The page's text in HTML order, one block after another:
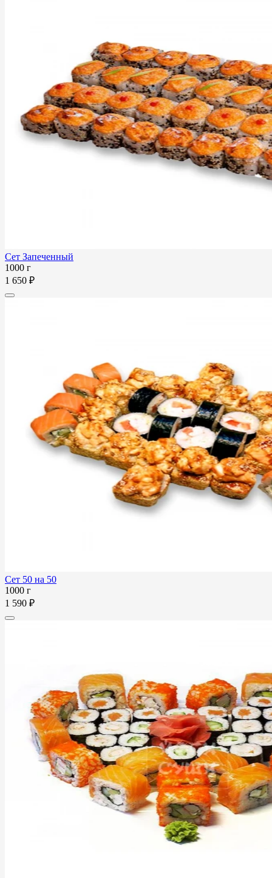
Сет Запеченный
1000 г
1 650 ₽
Сет 50 на 50
1000 г
1 590 ₽